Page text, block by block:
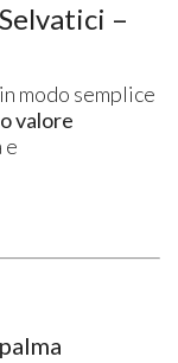
–
modo semplice
valore
e